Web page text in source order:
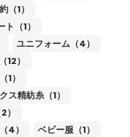
（1）
（1）
ユニフォーム（4）
12）
1）
ス精紡糸（1）
4）
ベビー服（1）